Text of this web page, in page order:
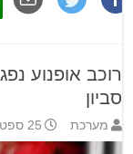
סביון
מערכת 25 ספטמבר 2024 15:25